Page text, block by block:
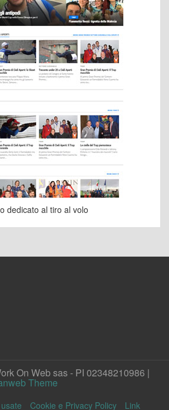
dedicato al tiro al volo
On Web sas - PI 02348210986 |
Theme
Cookie e Privacy Policy Link